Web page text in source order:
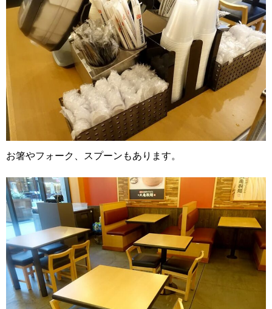
お箸やフォーク、スプーンもあります。